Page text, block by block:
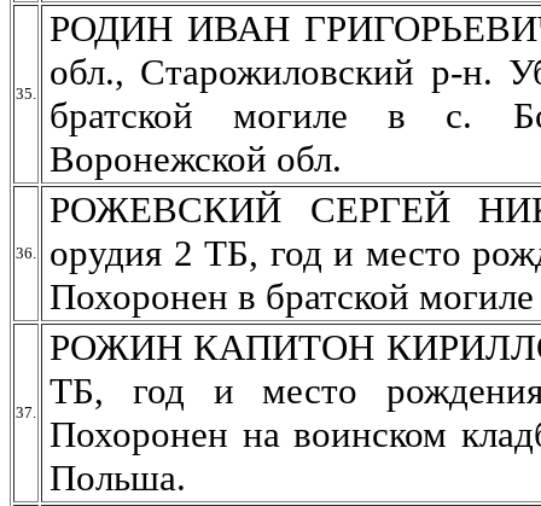
35.
РОДИН ИВАН ГРИГОРЬЕВИЧ,
обл., Старожиловский р-н.
братской могиле в с.
Воронежской обл.
36.
РОЖЕВСКИЙ СЕРГЕЙ
орудия 2 ТБ, год и место
Похоронен в братской
37.
РОЖИН КАПИТОН
ТБ, год и место
Похоронен на воинском
Польша.